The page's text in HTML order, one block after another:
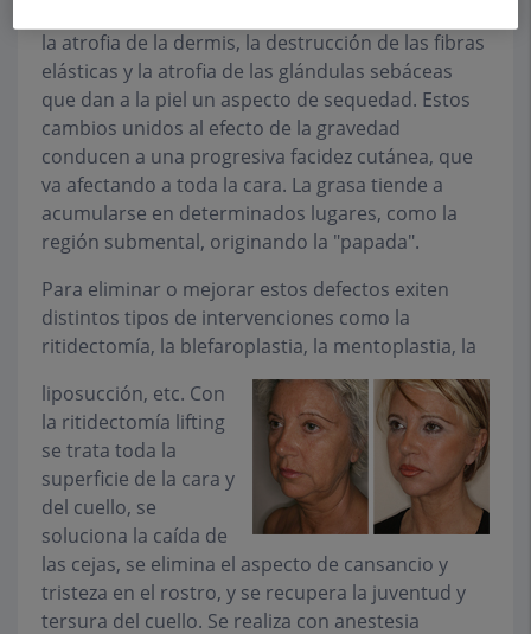
la atrofia de la dermis, la destrucción de las fibras
elásticas y la atrofia de las glándulas sebáceas
que dan a la piel un aspecto de sequedad. Estos
cambios unidos al efecto de la gravedad
conducen a una progresiva facidez cutánea, que
va afectando a toda la cara. La grasa tiende a
acumularse en determinados lugares, como la
región submental, originando la "papada".
Para eliminar o mejorar estos defectos exiten
distintos tipos de intervenciones como la
ritidectomía, la blefaroplastia, la mentoplastia, la
liposucción, etc. Con
la ritidectomía lifting
se trata toda la
superficie de la cara y
del cuello, se
soluciona la caída de
las cejas, se elimina el aspecto de cansancio y
tristeza en el rostro, y se recupera la juventud y
tersura del cuello. Se realiza con anestesia